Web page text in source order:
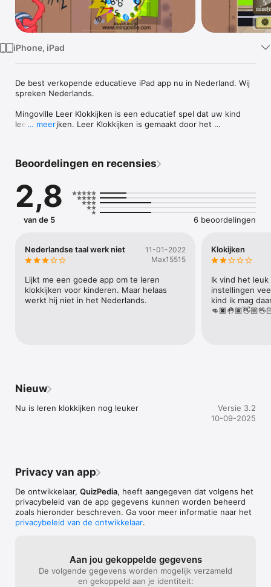
iPhone, iPad
De best verkopende educatieve iPad app nu in Nederland. Wij
spreken Nederlands.
Mingoville Leer Klokkijken is een educatief spel dat uw kind
leert klokkijken. Leer Klokkijken is gemaakt door het
Waar de meesten apps uw kind slechts laten oefenen met een
paar opdrachten, heeft Leer Klokkijken verhalen, uitleg over
de klok en leuke animaties. Leer Klokkijken zal uw kind leren
klokkijken met een leuk spel met veel anamaties en geweldige
- - - Eigenschappen: - - -
• Tekenfilmfiguren praten over de klok – Hoe werkt de grote
wijzer en hoe werkt de kleine wijzer?
• Tekenfilm die de relaties tussen de analoge klok en de
• Echte stemacteurs
• Meer dan 1000 audio bestanden
• Sprekende klok
• Beweeg de wijzers om klok te kijken
• Hou de iPad of iPhone schuin om de nummer op de juiste
plek op de klok te plaatsen
… meer
Beoordelingen en recensies
2,8
van de 5 6 beoordelingen
Nederlandse taal werk niet
11-01-2022
Max15515
Lijkt me een goede app om te leren
klokkijken voor kinderen. Maar helaas
werkt hij niet in het Nederlands.
Klokijken
Ik vind het
instellingen
kind ik mag
Nieuw
Nu is leren klokkijken nog leuker
Versie 3.2
10-09-2025
Privacy van app
De ontwikkelaar, QuizPedia, heeft aangegeven dat volgens het
privacybeleid van de app gegevens kunnen worden beheerd
zoals hieronder beschreven. Ga voor meer informatie naar het
privacybeleid van de ontwikkelaar.
Aan jou gekoppelde gegevens
De volgende gegevens worden mogelijk verzameld
en gekoppeld aan je identiteit: